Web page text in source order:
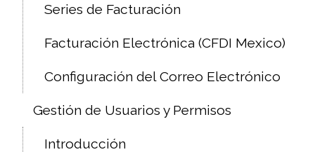
Series de Facturación
Facturación Electrónica (CFDI Mexico)
Configuración del Correo Electrónico
Gestión de Usuarios y Permisos
Introducción